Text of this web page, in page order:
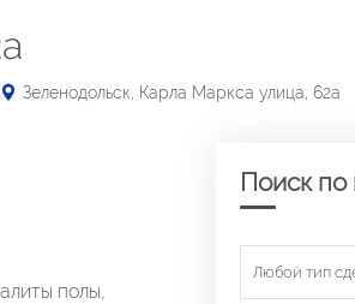
Зеленодольск, Карла Маркса улица, 62а
полы,
Поиск
Любой тип